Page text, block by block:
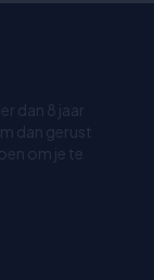
dan 8 jaar
dan gerust
om je te